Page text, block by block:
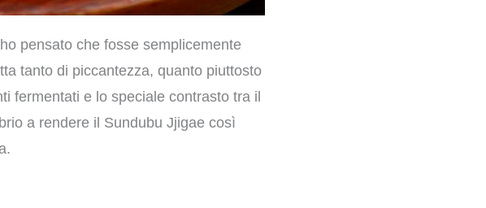
pensato che fosse semplicemente
tanto di piccantezza, quanto piuttosto
fermentati e lo speciale contrasto tra il
a rendere il Sundubu Jjigae così